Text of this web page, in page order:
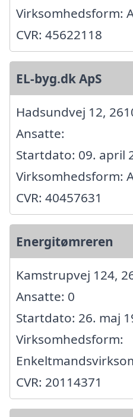
Virksomhedsform:
CVR: 45622118
EL-byg.dk ApS
Hadsundvej 12,
Ansatte:
Startdato: 09. april
Virksomhedsform:
CVR: 40457631
Energitømreren
Kamstrupvej 124,
Ansatte: 0
Startdato: 26. maj
Virksomhedsform:
CVR: 20114371